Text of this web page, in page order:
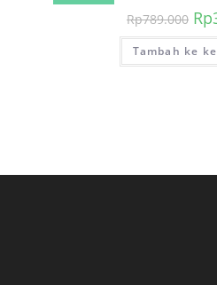
Rp789.000 Rp
Tambah ke